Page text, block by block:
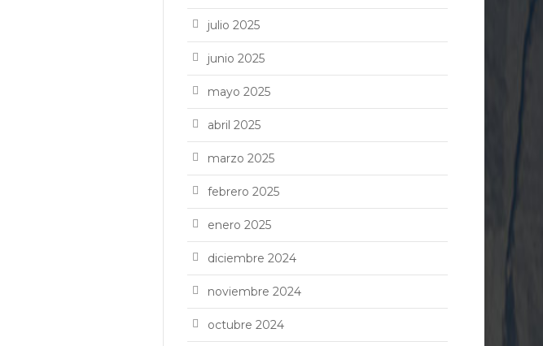
julio 2025
junio 2025
mayo 2025
abril 2025
marzo 2025
febrero 2025
enero 2025
diciembre 2024
noviembre 2024
octubre 2024